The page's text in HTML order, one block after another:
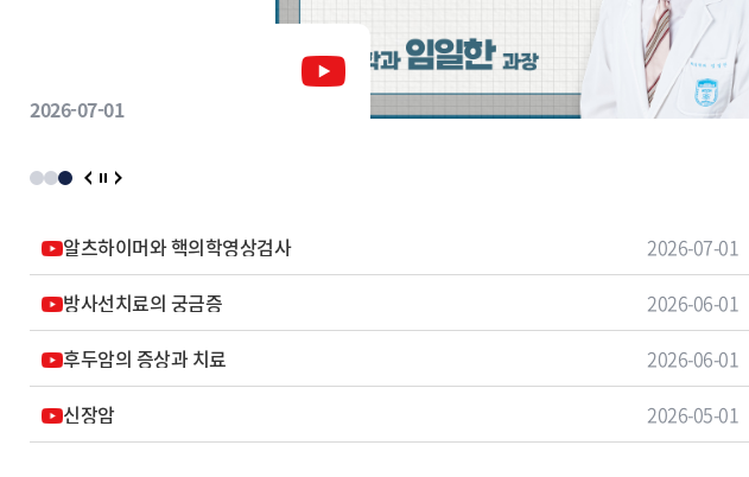
2026-07-01
알츠하이머와 핵의학영상검사
2026-07-01
방사선치료의 궁금증
2026-06-01
후두암의 증상과 치료
2026-06-01
신장암
2026-05-01